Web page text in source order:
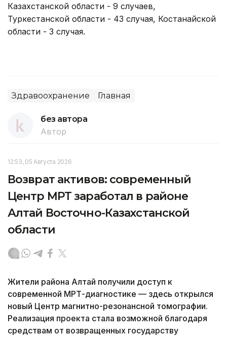
Казахстанской области - 9 случаев,
Туркестанской области - 43 случая, Костанайской
области - 3 случая.
Здравоохранение Главная
без автора
Автор
12:53, 05 Августа 2026
Возврат активов: современный
Центр МРТ заработал в районе
Алтай Восточно-Казахстанской
области
Жители района Алтай получили доступ к
современной МРТ-диагностике — здесь открылся
новый Центр магнитно-резонансной томографии.
Реализация проекта стала возможной благодаря
средствам от возвращенных государству